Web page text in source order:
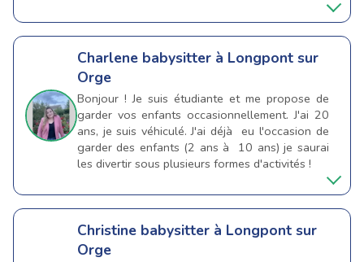
Charlene babysitter à Longpont sur
Orge
Bonjour ! Je suis étudiante et me propose de
garder vos enfants occasionnellement. J'ai 20
ans, je suis véhiculé. J'ai déjà eu l'occasion de
garder des enfants (2 ans à 10 ans) je saurai
les divertir sous plusieurs formes d'activités !
Christine babysitter à Longpont sur
Orge